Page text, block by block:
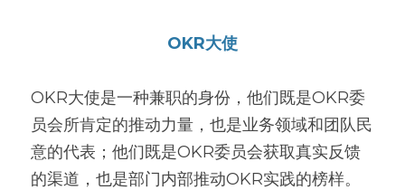
OKR大使
OKR大使是一种兼职的身份，他们既是OKR委
员会所肯定的推动力量，也是业务领域和团队民
意的代表；他们既是OKR委员会获取真实反馈
的渠道，也是部门内部推动OKR实践的榜样。